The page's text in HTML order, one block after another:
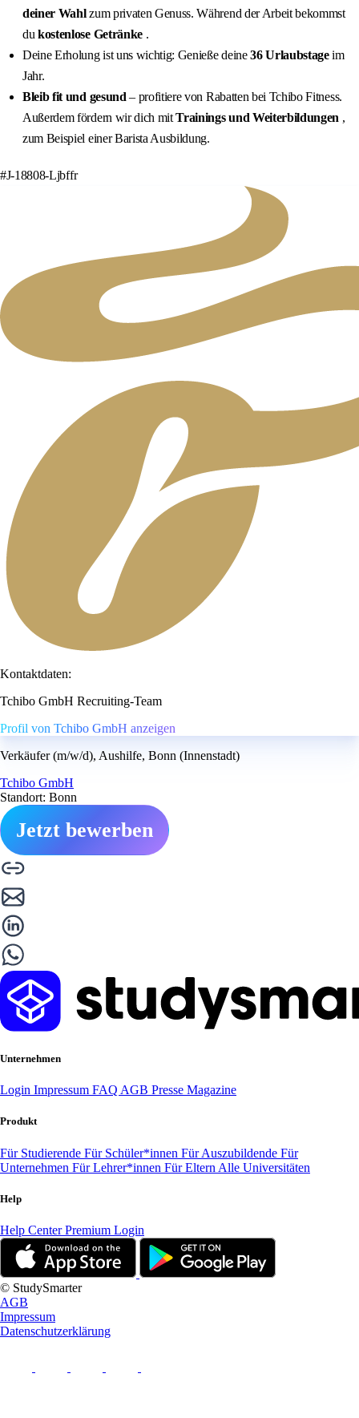
deiner Wahlzum privaten Genuss. Während der Arbeit bekommst
dukostenlose Getränke .
Deine Erholung ist uns wichtig: Genieße deine36 Urlaubstageim
Jahr.
Bleib fit und gesund– profitiere von Rabatten bei Tchibo Fitness.
Außerdem fördern wir dich mitTrainings und Weiterbildungen ,
zum Beispiel einer Barista Ausbildung.
#J-18808-Ljbffr
Kontaktdaten:
Tchibo GmbH Recruiting-Team
Profil von Tchibo GmbH anzeigen
Verkäufer (m/w/d), Aushilfe, Bonn (Innenstadt)
Tchibo GmbH
Standort: Bonn
Jetzt bewerben
Unternehmen
Login Impressum FAQ AGB Presse Magazine
Produkt
Für Studierende Für Schüler*innen Für Auszubildende Für
Unternehmen Für Lehrer*innen Für Eltern Alle Universitäten
Help
Help CenterPremium Login
© StudySmarter
AGB
Impressum
Datenschutzerklärung